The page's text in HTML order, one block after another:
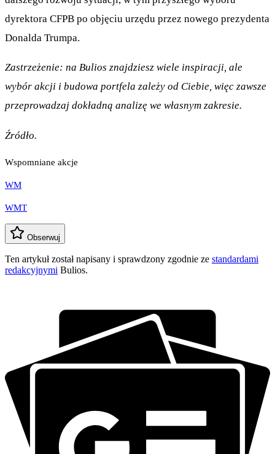
dyrektora CFPB po objęciu urzędu przez nowego prezydenta
Donalda Trumpa.
Zastrzeżenie: na Bulios znajdziesz wiele inspiracji, ale
wybór akcji i budowa portfela zależy od Ciebie, więc zawsze
przeprowadzaj dokładną analizę we własnym zakresie.
Źródło.
Wspomniane akcje
WM
WMT
Obserwuj
Ten artykuł został napisany i sprawdzony zgodnie ze standardami
redakcyjnymi Bulios.